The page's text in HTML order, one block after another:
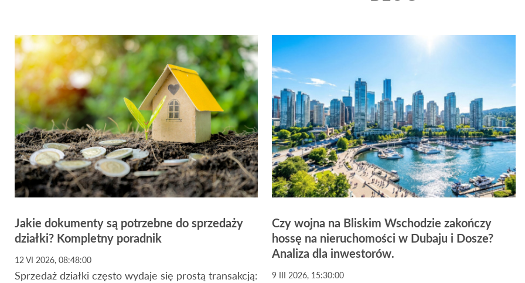
Jakie dokumenty są potrzebne do sprzedaży
działki? Kompletny poradnik
12 VI 2026, 08:48:00
Sprzedaż działki często wydaje się prostą transakcją:
Czy wojna na Bliskim Wschodzie zakończy
hossę na nieruchomości w Dubaju i Dosze?
Analiza dla inwestorów.
9 III 2026, 15:30:00